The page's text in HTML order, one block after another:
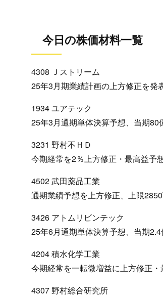
今日の株価材料一覧
4308 Ｊストリーム
25年3月期業績計画の上方修正を
1934 ユアテック
25年3月通期単体決算予想、当期
3231 野村不ＨＤ
今期経常を2％上方修正・最高益予
4502 武田薬品工業
通期業績予想を上方修正、上限
3426 アトムリビンテック
25年6月通期単体決算予想、当期
4204 積水化学工業
今期経常を一転微増益に上方修正
4307 野村総合研究所